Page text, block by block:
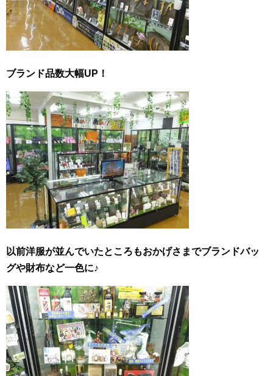
ブランド品数大幅UP！
以前洋服が並んでいたところもおかげさまでブランドバッ
グや財布など一色に♪